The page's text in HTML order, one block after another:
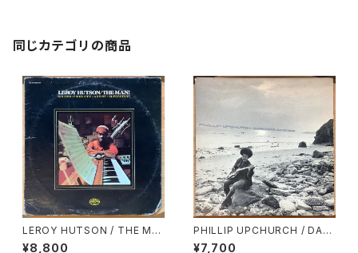
同じカテゴリの商品
LEROY HUTSON / THE MA
N!
¥8,800
PHILLIP UPCHURCH / DAR
KNESS, DARKNESS
¥7,700